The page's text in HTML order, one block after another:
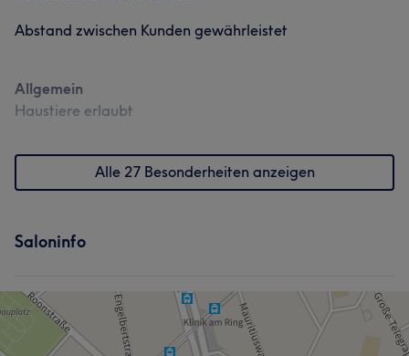
Abstand zwischen Kunden gewährleistet
Allgemein
Haustiere erlaubt
Alle 27 Besonderheiten anzeigen
Saloninfo